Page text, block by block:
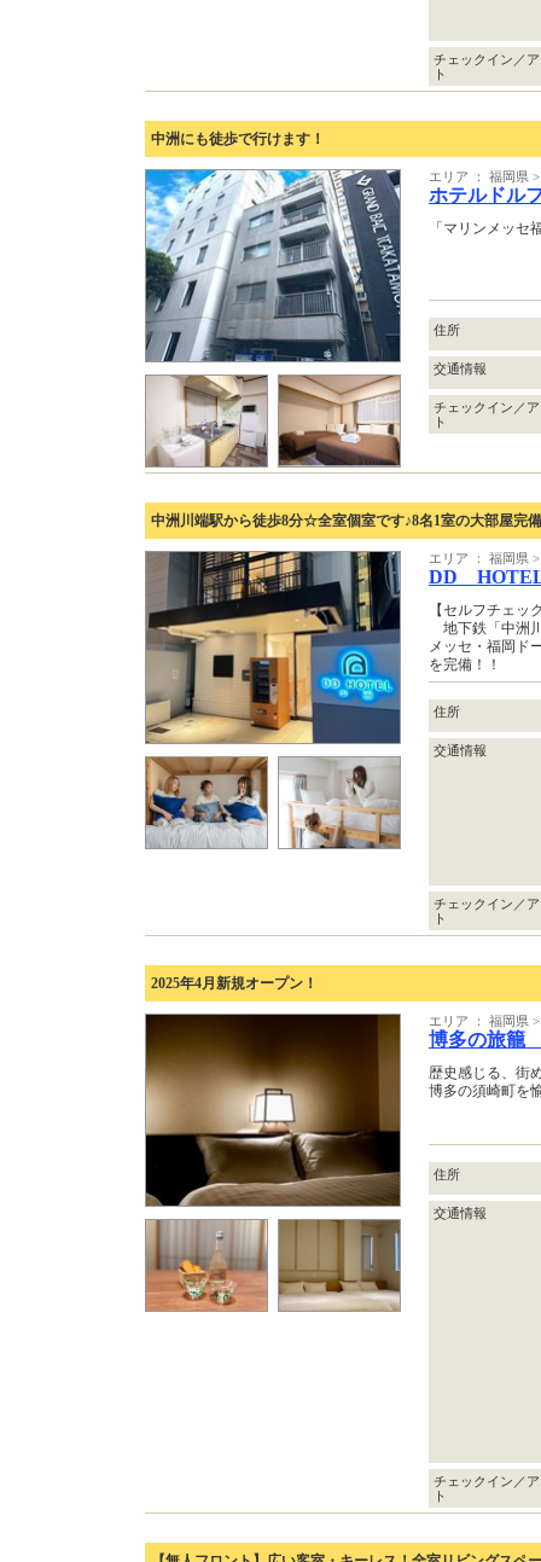
チェックイン／
ト
中洲にも徒歩で行けます！
エリア ： 福岡県
ホテルドル
「マリンメッセ
住所
交通情報
チェックイン／
ト
中洲川端駅から徒歩8分☆全室個室です♪8名1室の大部屋完
エリア ： 福岡県
DD
【セルフチェ
地下鉄「中洲
メッセ・福岡ド
を完備！！
住所
交通情報
チェックイン／
ト
2025年4月新規オープン！
エリア ： 福岡県
博多の旅籠
歴史感じる、街
博多の須崎町を
住所
交通情報
チェックイン／
ト